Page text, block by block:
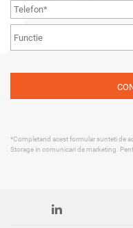
*Completand acest formular sunteti de
Storage in comunicari de marketing.